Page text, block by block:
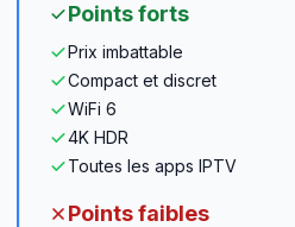
Points forts
Prix imbattable
Compact et discret
WiFi 6
4K HDR
Toutes les apps IPTV
Points faibles